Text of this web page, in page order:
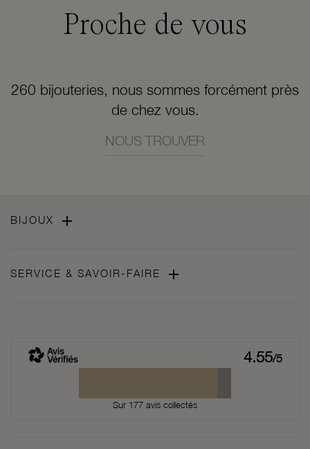
Proche de vous
260 bijouteries, nous sommes forcément près
de chez vous.
NOUS TROUVER
BIJOUX 
SERVICE & SAVOIR-FAIRE 
4.55/5
Sur 177 avis collectés